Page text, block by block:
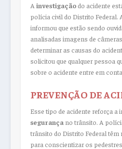
A investigaçãodo acidente
polícia civil do Distrito Federal.
informou que estão sendo
analisadas imagens de
determinar as causas do
solicitou que qualquer pessoa
sobre o acidente entre em
PREVENÇÃO DE
Esse tipo de acidente reforça a
segurança no trânsito. A
trânsito do Distrito Federal têm
para conscientizar os